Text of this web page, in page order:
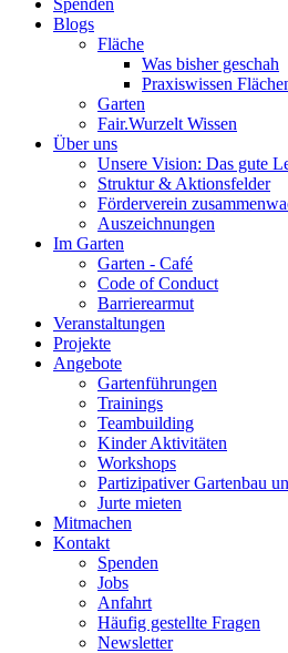
Blogs
Fläche
Was bisher geschah
Praxiswissen
Garten
Fair.Wurzelt Wissen
Über uns
Unsere Vision: Das gute
Struktur & Aktionsfelder
Förderverein
Auszeichnungen
Im Garten
Garten - Café
Code of Conduct
Barrierearmut
Veranstaltungen
Projekte
Angebote
Gartenführungen
Trainings
Teambuilding
Kinder Aktivitäten
Workshops
Partizipativer Gartenbau
Jurte mieten
Mitmachen
Kontakt
Spenden
Jobs
Anfahrt
Häufig gestellte Fragen
Newsletter